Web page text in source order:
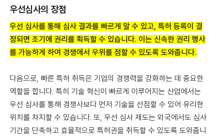
우선심사의 장점
우선 심사를 통해 심사 결과를 빠르게 알 수 있고, 특허 등록이 결
정되면 조기에 권리를 획득할 수 있습니다. 이는 신속한 권리 행사
를 가능하게 하여 경쟁에서 우위를 점할 수 있도록 도와줍니다.
다음으로, 빠른 특허 취득은 기업의 경쟁력을 강화하는 데 중요한
역할을 합니다. 특히 기술 혁신이 빠르게 이루어지는 산업에서는
우선 심사를 통해 경쟁사보다 먼저 기술을 선점할 수 있어 유리한
위치를 차지할 수 있습니다. 또, 우선 심사 제도는 외국에서도 심사
기간을 단축하고 효율적으로 특허권을 취득할 수 있도록 도와줍니